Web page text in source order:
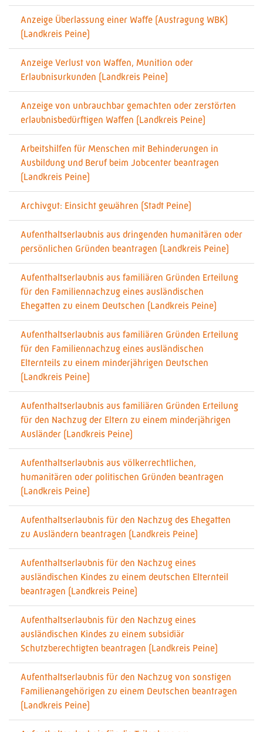
Anzeige Überlassung einer Waffe (Austragung WBK)
(Landkreis Peine)
Anzeige Verlust von Waffen, Munition oder
Erlaubnisurkunden (Landkreis Peine)
Anzeige von unbrauchbar gemachten oder zerstörten
erlaubnisbedürftigen Waffen (Landkreis Peine)
Arbeitshilfen für Menschen mit Behinderungen in
Ausbildung und Beruf beim Jobcenter beantragen
(Landkreis Peine)
Archivgut: Einsicht gewähren (Stadt Peine)
Aufenthaltserlaubnis aus dringenden humanitären oder
persönlichen Gründen beantragen (Landkreis Peine)
Aufenthaltserlaubnis aus familiären Gründen Erteilung
für den Familiennachzug eines ausländischen
Ehegatten zu einem Deutschen (Landkreis Peine)
Aufenthaltserlaubnis aus familiären Gründen Erteilung
für den Familiennachzug eines ausländischen
Elternteils zu einem minderjährigen Deutschen
(Landkreis Peine)
Aufenthaltserlaubnis aus familiären Gründen Erteilung
für den Nachzug der Eltern zu einem minderjährigen
Ausländer (Landkreis Peine)
Aufenthaltserlaubnis aus völkerrechtlichen,
humanitären oder politischen Gründen beantragen
(Landkreis Peine)
Aufenthaltserlaubnis für den Nachzug des Ehegatten
zu Ausländern beantragen (Landkreis Peine)
Aufenthaltserlaubnis für den Nachzug eines
ausländischen Kindes zu einem deutschen Elternteil
beantragen (Landkreis Peine)
Aufenthaltserlaubnis für den Nachzug eines
ausländischen Kindes zu einem subsidiär
Schutzberechtigten beantragen (Landkreis Peine)
Aufenthaltserlaubnis für den Nachzug von sonstigen
Familienangehörigen zu einem Deutschen beantragen
(Landkreis Peine)